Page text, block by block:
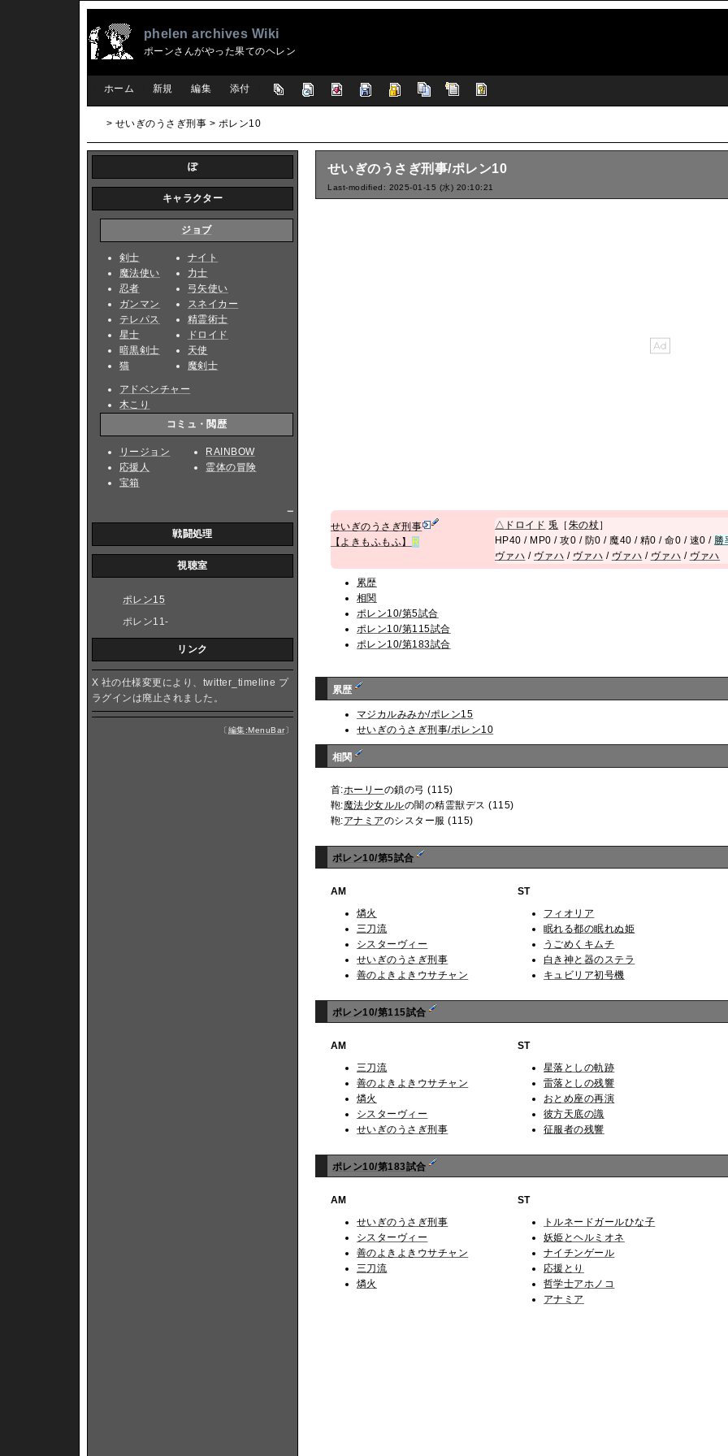
phelen archives Wiki
ポーンさんがやった果てのヘレン
ホーム 新規 編集 添付
> せいぎのうさぎ刑事 > ポレン10
せいぎのうさぎ刑事/ポレン10
Last-modified: 2025-01-15 (水) 20:10:21
せいぎのうさぎ刑事
【よきもふもふ】 R
△ ドロイド 兎 ［ 朱の杖 ］
HP40 / MP0 / 攻0 / 防0 / 魔40 / 精0 / 命0 / 速0 / 勝
ヴァハ / ヴァハ / ヴァハ / ヴァハ / ヴァハ / ヴァハ
累歴
相関
ポレン10/第5試合
ポレン10/第115試合
ポレン10/第183試合
累歴
マジカルみみか/ポレン15
せいぎのうさぎ刑事/ポレン10
相関
首:ホーリーの鎖の弓 (115)
鞄:魔法少女ルルの闇の精霊獣デス (115)
鞄:アナミアのシスター服 (115)
ポレン10/第5試合
AM
燐火
三刀流
シスターヴィー
せいぎのうさぎ刑事
善のよきよきウサチャン
ST
フィオリア
眠れる都の眠れぬ姫
うごめくキムチ
白き神と器のステラ
キュビリア初号機
ポレン10/第115試合
AM
三刀流
善のよきよきウサチャン
燐火
シスターヴィー
せいぎのうさぎ刑事
ST
星落としの軌跡
雷落としの残響
おとめ座の再演
彼方天底の識
征服者の残響
ポレン10/第183試合
AM
せいぎのうさぎ刑事
シスターヴィー
善のよきよきウサチャン
三刀流
燐火
ST
トルネードガールひな子
妖姫とヘルミオネ
ナイチンゲール
応援とり
哲学士アホノコ
アナミア
ぽ
キャラクター
ジョブ
剣士
魔法使い
忍者
ガンマン
テレパス
星士
暗黒剣士
猫
ナイト
力士
弓矢使い
スネイカー
精霊術士
ドロイド
天使
魔剣士
アドベンチャー
木こり
コミュ・閲歴
リージョン
応援人
宝箱
RAINBOW
霊体の冒険
戦闘処理
視聴室
ポレン15
ポレン11-
リンク
X 社の仕様変更により、twitter_timeline プ
ラグインは廃止されました。
〔編集:MenuBar〕